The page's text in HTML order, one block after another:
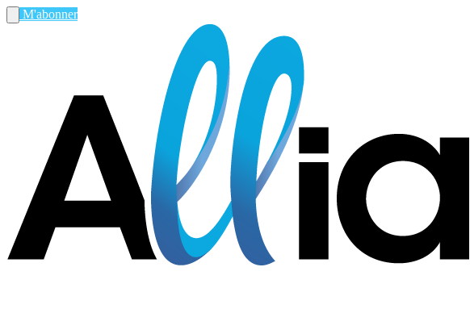
M'abonner